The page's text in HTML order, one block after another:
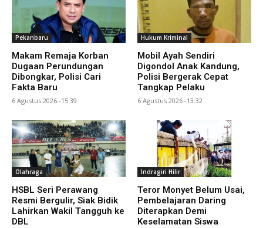
Pekanbaru
Makam Remaja Korban
Dugaan Perundungan
Dibongkar, Polisi Cari
Fakta Baru
6 Agustus 2026 -15:39
Hukum Kriminal
Mobil Ayah Sendiri
Digondol Anak Kandung,
Polisi Bergerak Cepat
Tangkap Pelaku
6 Agustus 2026 -13:32
Olahraga
HSBL Seri Perawang
Resmi Bergulir, Siak Bidik
Lahirkan Wakil Tangguh ke
DBL
Indragiri Hilir
Teror Monyet Belum Usai,
Pembelajaran Daring
Diterapkan Demi
Keselamatan Siswa